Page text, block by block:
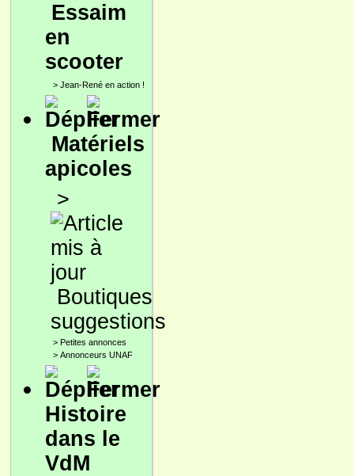
Essaim
en
scooter
> Jean-René en action !
Matériels
apicoles
>
Boutiques
suggestions
> Petites annonces
> Annonceurs UNAF
Histoire
dans le
VdM